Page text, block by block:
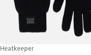
Heatkeeper